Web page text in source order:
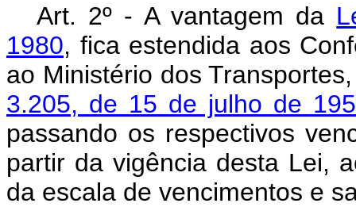
Art. 2º - A vantagem da
1980, fica estendida aos
ao Ministério dos
3.205, de 15 de julho de
passando os respectivos
partir da vigência desta Lei,
da escala de vencimentos e